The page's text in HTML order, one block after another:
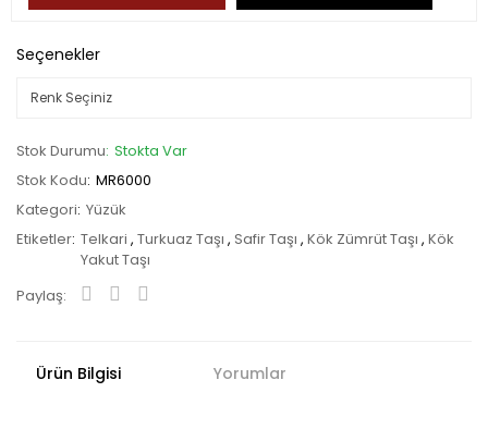
Seçenekler
Stok Durumu Stokta Var
Stok Kodu MR6000
Kategori Yüzük
Etiketler Telkari , Turkuaz Taşı , Safir Taşı , Kök Zümrüt Taşı , Kök
Yakut Taşı
Paylaş:
Ürün Bilgisi Yorumlar